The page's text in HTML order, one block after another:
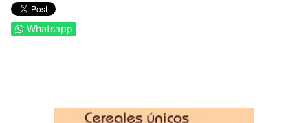
Whatsapp